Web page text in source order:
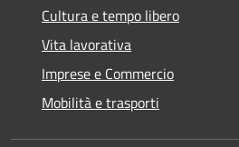
Cultura e tempo libero
Vita lavorativa
Imprese e Commercio
Mobilità e trasporti